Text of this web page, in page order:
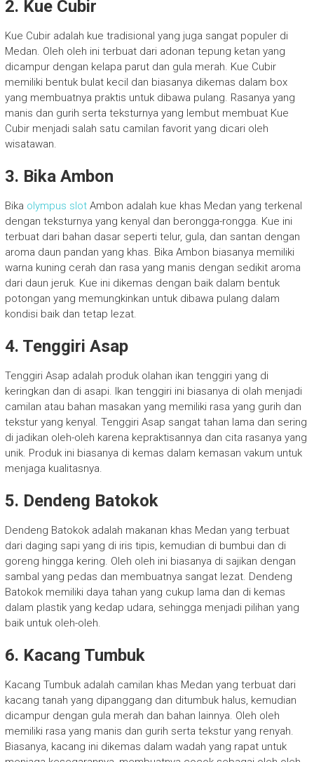
2. Kue Cubir
Kue Cubir adalah kue tradisional yang juga sangat populer di
Medan. Oleh oleh ini terbuat dari adonan tepung ketan yang
dicampur dengan kelapa parut dan gula merah. Kue Cubir
memiliki bentuk bulat kecil dan biasanya dikemas dalam box
yang membuatnya praktis untuk dibawa pulang. Rasanya yang
manis dan gurih serta teksturnya yang lembut membuat Kue
Cubir menjadi salah satu camilan favorit yang dicari oleh
wisatawan.
3. Bika Ambon
Bika olympus slotAmbon adalah kue khas Medan yang terkenal
dengan teksturnya yang kenyal dan berongga-rongga. Kue ini
terbuat dari bahan dasar seperti telur, gula, dan santan dengan
aroma daun pandan yang khas. Bika Ambon biasanya memiliki
warna kuning cerah dan rasa yang manis dengan sedikit aroma
dari daun jeruk. Kue ini dikemas dengan baik dalam bentuk
potongan yang memungkinkan untuk dibawa pulang dalam
kondisi baik dan tetap lezat.
4. Tenggiri Asap
Tenggiri Asap adalah produk olahan ikan tenggiri yang di
keringkan dan di asapi. Ikan tenggiri ini biasanya di olah menjadi
camilan atau bahan masakan yang memiliki rasa yang gurih dan
tekstur yang kenyal. Tenggiri Asap sangat tahan lama dan sering
di jadikan oleh-oleh karena kepraktisannya dan cita rasanya yang
unik. Produk ini biasanya di kemas dalam kemasan vakum untuk
menjaga kualitasnya.
5. Dendeng Batokok
Dendeng Batokok adalah makanan khas Medan yang terbuat
dari daging sapi yang di iris tipis, kemudian di bumbui dan di
goreng hingga kering. Oleh oleh ini biasanya di sajikan dengan
sambal yang pedas dan membuatnya sangat lezat. Dendeng
Batokok memiliki daya tahan yang cukup lama dan di kemas
dalam plastik yang kedap udara, sehingga menjadi pilihan yang
baik untuk oleh-oleh.
6. Kacang Tumbuk
Kacang Tumbuk adalah camilan khas Medan yang terbuat dari
kacang tanah yang dipanggang dan ditumbuk halus, kemudian
dicampur dengan gula merah dan bahan lainnya. Oleh oleh
memiliki rasa yang manis dan gurih serta tekstur yang renyah.
Biasanya, kacang ini dikemas dalam wadah yang rapat untuk